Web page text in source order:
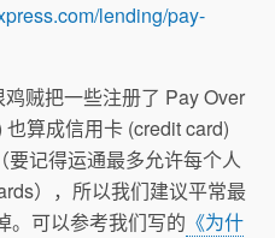
lending/pay-
贼把一些注册了 Pay Over
算成信用卡 (credit card)
要记得运通最多允许每个人
），所以我们建议平常最
。可以参考我们写的 《为什